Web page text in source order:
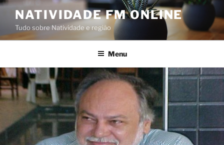
Pular
conteúdo
NATIVIDADE FM ONLINE
Tudo sobre Natividade e região
Menu